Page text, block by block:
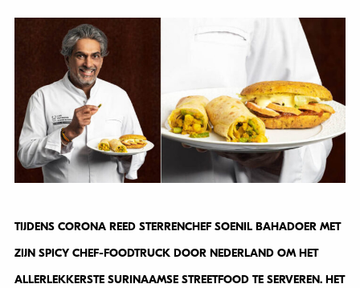
TIJDENS CORONA REED STERRENCHEF SOENIL BAHADOER MET
ZIJN SPICY CHEF-FOODTRUCK DOOR NEDERLAND OM HET
ALLERLEKKERSTE SURINAAMSE STREETFOOD TE SERVEREN. HET